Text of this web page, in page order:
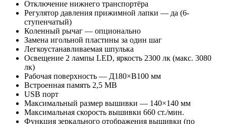
Отключение нижнего транспортёра
Регулятор давления прижимной лапки — да (6-
ступенчатый)
Коленный рычаг — опционально
Замена игольной пластины за один шаг
Легкоустанавливаемая шпулька
Освещение 2 лампы LED, яркость 2300 лк (макс. 3080
лк)
Рабочая поверхность — Д180×В100 мм
Встроенная память 2,5 MB
USB порт
Максимальный размер вышивки — 140×140 мм
Максимальная скорость вышивки 660 ст./мин.
Функция зеркального отображения вышивки (по